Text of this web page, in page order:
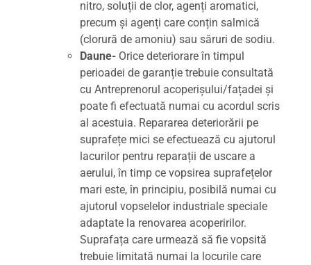
nitro, soluții de clor, agenți aromatici,
precum și agenți care conțin salmică
(clorură de amoniu) sau săruri de sodiu.
Daune- Orice deteriorare în timpul
perioadei de garanție trebuie consultată
cu Antreprenorul acoperișului/fațadei și
poate fi efectuată numai cu acordul scris
al acestuia. Repararea deteriorării pe
suprafețe mici se efectuează cu ajutorul
lacurilor pentru reparații de uscare a
aerului, în timp ce vopsirea suprafețelor
mari este, în principiu, posibilă numai cu
ajutorul vopselelor industriale speciale
adaptate la renovarea acoperirilor.
Suprafața care urmează să fie vopsită
trebuie limitată numai la locurile care